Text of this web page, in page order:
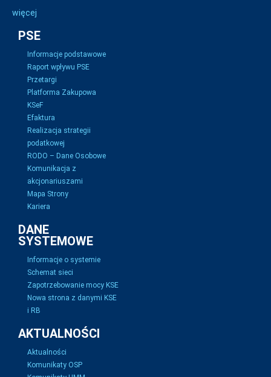
więcej
PSE
Informacje podstawowe
Raport wpływu PSE
Przetargi
Platforma Zakupowa
KSeF
Efaktura
Realizacja strategii
podatkowej
RODO – Dane Osobowe
Komunikacja z
akcjonariuszami
Mapa Strony
Kariera
DANE
SYSTEMOWE
Informacje o systemie
Schemat sieci
Zapotrzebowanie mocy KSE
Nowa strona z danymi KSE
i RB
AKTUALNOŚCI
Aktualności
Komunikaty OSP